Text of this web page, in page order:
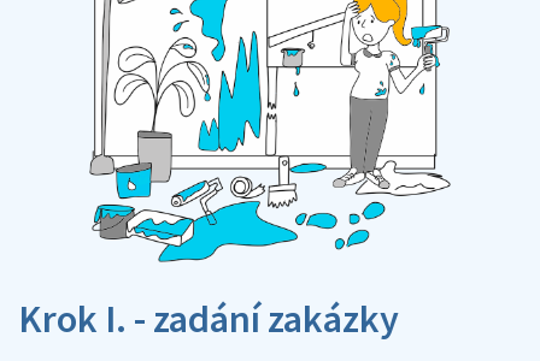
Krok I. - zadání zakázky